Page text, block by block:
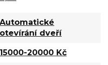
Automatické
otevírání dveří
15000-20000 Kč